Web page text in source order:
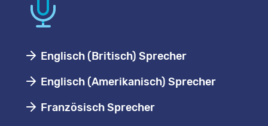
Englisch (Britisch) Sprecher
Englisch (Amerikanisch) Sprecher
Französisch Sprecher